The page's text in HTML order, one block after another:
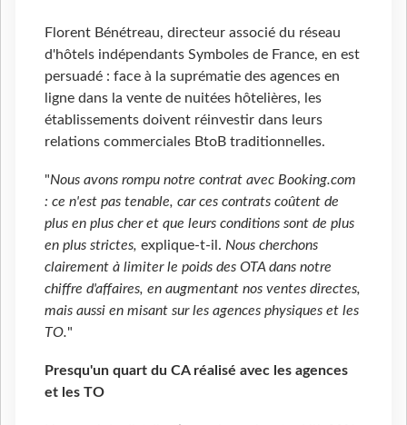
Florent Bénétreau, directeur associé du réseau
d'hôtels indépendants Symboles de France, en est
persuadé : face à la suprématie des agences en
ligne dans la vente de nuitées hôtelières, les
établissements doivent réinvestir dans leurs
relations commerciales BtoB traditionnelles.
"Nous avons rompu notre contrat avec Booking.com
: ce n'est pas tenable, car ces contrats coûtent de
plus en plus cher et que leurs conditions sont de plus
en plus strictes, explique-t-il. Nous cherchons
clairement à limiter le poids des OTA dans notre
chiffre d'affaires, en augmentant nos ventes directes,
mais aussi en misant sur les agences physiques et les
TO."
Presqu'un quart du CA réalisé avec les agences
et les TO